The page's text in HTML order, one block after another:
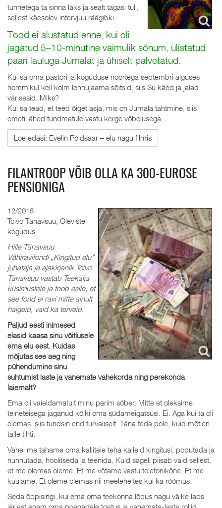
tunnetega ta sinna läks ja sealt tagasi tuli,
sellest käesolev intervjuu räägibki.
Tööd ei alustatud enne, kui oli
jagatud 5–10-minutine vaimulik sõnum, ülistatud
paari lauluga Jumalat ja ühiselt palvetatud.
Kui sa oma pastori ja koguduse noortega septembri alguses
hommikul kell kolm lennujaama sõitsid, siis Su käed ja jalad
värisesid. Miks?
Kui sa tead, et teed õiget asja, mis on Jumala tahtmine, siis
ometi lähed tundmatule vastu kerge võbelusega.
Loe edasi: Evelin Põldsaar – elu nagu filmis
FILANTROOP VÕIB OLLA KA 300-EUROSE
PENSIONIGA
12/2015
Toivo Tänavsuu, Oleviste
kogudus
Hille Tänavsuu
Vähiravifondi „Kingitud elu”
juhataja ja ajakirjanik Toivo
Tänavsuu vastab Teekäija
küsimustele ja toob esile, et
see fond ei ravi mitte ainult
haigeid, vaid ka terveid.
Paljud eesti inimesed
elasid kaasa sinu võitlusele
ema elu eest. Kuidas
mõjutas see aeg ning
pühendumine sinu
suhtumist laste ja vanemate vahekorda ning perekonda
laiemalt?
Ema oli vaieldamatult minu parim sõber. Mitte et oleksime
teineteisega jaganud kõiki oma südameigatsusi. Ei. Aga kui ta oli
olemas, siis tundsin end turvaliselt. Täna teda pole, kuid mõtlen
talle tihti.
Vahel me tahame oma kallitele teha kalleid kingitusi, poputada ja
nunnutada, hoolitseda ja teenida. Kuid sageli piisab vaid sellest,
et me olemas oleme. Et me võtame vastu telefonikõne. Et me
kuulame. Et oleme olemas nii meeleheites kui ka rõõmus.
Seda õppisingi, kui ema oma teekonna lõpus nagu väike laps